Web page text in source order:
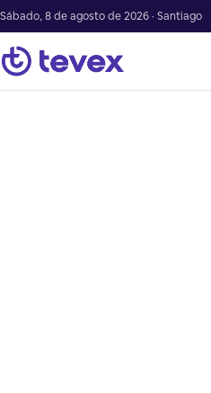
Sábado, 8 de agosto de 2026 · Santiago